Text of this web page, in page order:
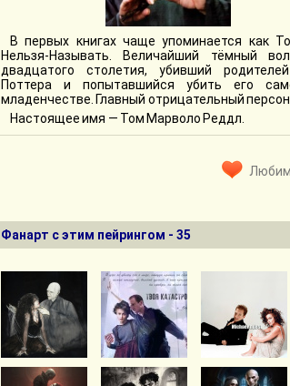
В первых книгах чаще упоминается как
Нельзя-Называть. Величайший тёмный
двадцатого столетия, убивший
Поттера и попытавшийся убить его
младенчестве. Главный отрицательный
Настоящее имя — Том Марволо Реддл.
Фанарт с этим пейрингом - 35